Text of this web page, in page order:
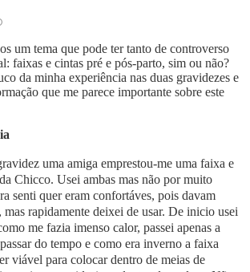
um tema que pode ter tanto de controverso
faixas e cintas pré e pós-parto, sim ou não?
da minha experiência nas duas gravidezes e
que me parece importante sobre este
uma amiga emprestou-me uma faixa e
Chicco. Usei ambas mas não por muito
senti quer eram confortáves, pois davam
rapidamente deixei de usar. De inicio usei
me fazia imenso calor, passei apenas a
do tempo e como era inverno a faixa
viável para colocar dentro de meias de